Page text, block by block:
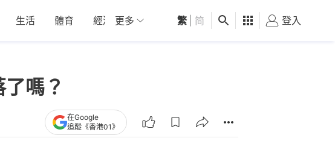
生活 體育 經濟 01深圳 觀點 健康 好食玩飛
更多 繁 简 登入
嗎？
在Google
追蹤《香港01》